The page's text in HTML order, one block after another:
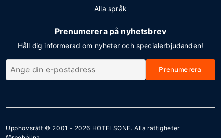
Alla språk
Prenumerera på nyhetsbrev
Håll dig informerad om nyheter och specialerbjudanden!
Prenumerera
Upphovsrätt © 2001 - 2026 HOTELSONE. Alla rättigheter